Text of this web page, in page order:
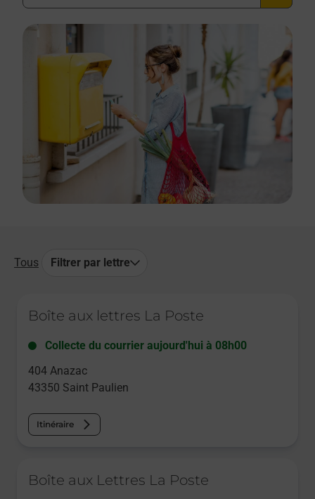
Tous Filtrer par lettre
Boîte aux lettres La Poste
Collecte du courrier aujourd'hui à 08h00
404 Anazac
43350 Saint Paulien
Itinéraire
Boîte aux Lettres La Poste